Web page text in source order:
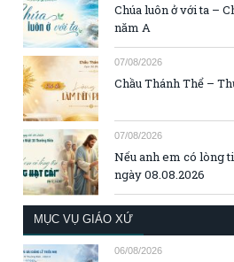
Chúa luôn ở với ta –
năm A
07/08/2026
Chầu Thánh Thể –
07/08/2026
Nếu anh em có lòng
ngày 08.08.2026
MỤC VỤ GIÁO XỨ
06/08/2026